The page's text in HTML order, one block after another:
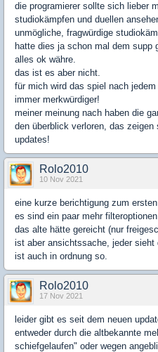
die programierer sollte sich lieber
studiokämpfen und duellen
unmögliche, fragwürdige
hatte dies ja schon mal dem supp
alles ok währe.
das ist es aber nicht.
für mich wird das spiel nach
immer merkwürdiger!
meiner meinung nach haben die
den überblick verloren, das
updates!
Rolo2010
10 Nov 2021
eine kurze berichtigung zum
es sind ein paar mehr
das alte hätte gereicht (nur
ist aber ansichtssache, jeder
ist auch in ordnung so.
Rolo2010
17 Nov 2021
leider gibt es seit dem neuen
entweder durch die altbekannte
schiefgelaufen" oder wegen